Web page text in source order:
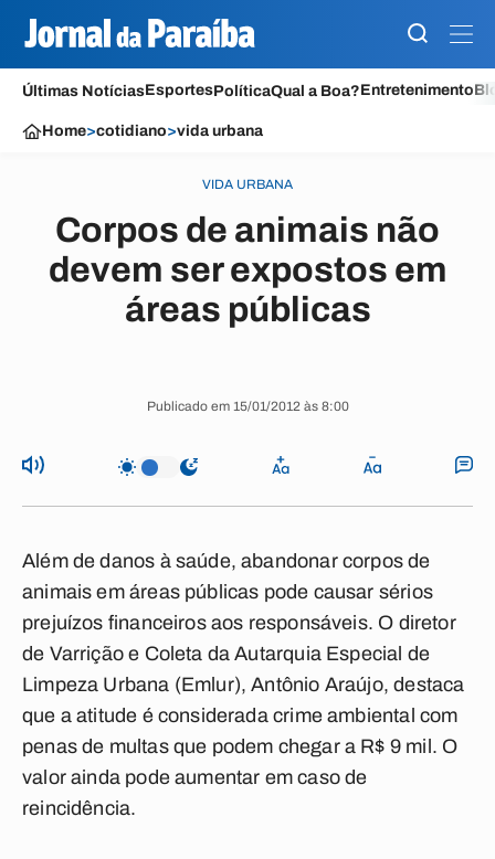
Últimas NotíciasEsportesPolíticaQual a Boa?Entretenimento
Home>cotidiano>vida urbana
VIDA URBANA
Corpos de animais não
devem ser expostos em
áreas públicas
Publicado em 15/01/2012 às 8:00
Além de danos à saúde, abandonar corpos de
animais em áreas públicas pode causar sérios
prejuízos financeiros aos responsáveis. O diretor
de Varrição e Coleta da Autarquia Especial de
Limpeza Urbana (Emlur), Antônio Araújo, destaca
que a atitude é considerada crime ambiental com
penas de multas que podem chegar a R$ 9 mil. O
valor ainda pode aumentar em caso de
reincidência.